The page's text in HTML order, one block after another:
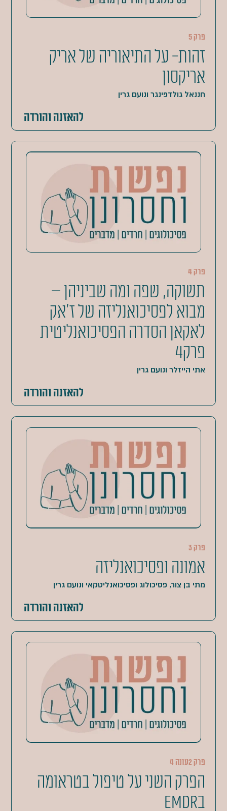
פרק 5
זהות- על התיאוריה של אריק
אריקסון
חננאל גולדפינגר ונועם גרין
להאזנה והורדה
פרק 4
תשוקה, שפה ומה שביניהן –
מבוא לפסיכואנליזה של ז'אק
לאקאן הסדרה הפסיכואנליטית
פרק4
אתי הייזלר ונועם גרין
להאזנה והורדה
פרק 3
אמונה ופסיכואנליזה
מתי בן צור, פסיכולוג ופסיכואנליטקאי ונועם גרין
להאזנה והורדה
פרק 2 עונה 4
הפרק השני על טיפול בטראומה
בEMDR